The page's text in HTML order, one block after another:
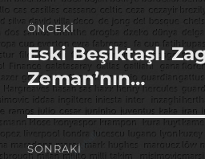
Yazı
gezinmesi
ÖNCEKI
Önceki
yazı:
Eski Beşiktaşlı
Zeman’nın…
SONRAKI